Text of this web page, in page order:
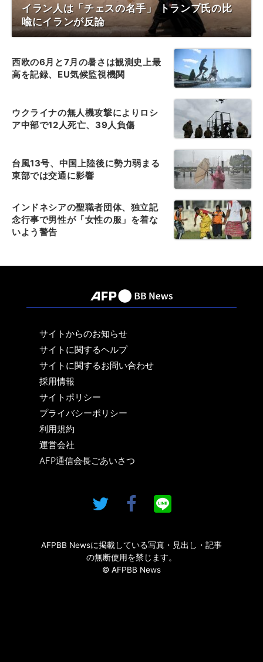
イラン人は「チェスの名手」 トランプ氏の比
喩にイランが反論
西欧の6月と7月の暑さは観測史上最
高を記録、EU気候監視機関
ウクライナの無人機攻撃によりロシ
ア中部で12人死亡、39人負傷
台風13号、中国上陸後に勢力弱まる
東部では交通に影響
インドネシアの聖職者団体、独立記
念行事で男性が「女性の服」を着な
いよう警告
サイトからのお知らせ
サイトに関するヘルプ
サイトに関するお問い合わせ
採用情報
サイトポリシー
プライバシーポリシー
利用規約
運営会社
AFP通信会長ごあいさつ
AFPBB Newsに掲載している写真・見出し・記事
の無断使用を禁じます。
© AFPBB News